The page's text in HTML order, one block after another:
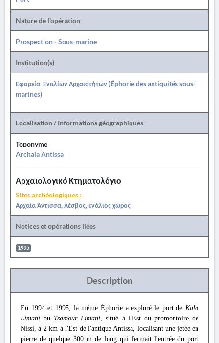
Nature de l'opération
Prospection-Sous-marine
Institution(s)
Εφορεία Εναλίων Αρχαιοτήτων (Éphorie des antiquités sous-
marines)
Localisation / Informations géographiques
Toponyme
Archaia Antissa
Αρχαιολογικό Κτηματολόγιο
Sites archéologiques :
Αρχαία Άντισσα, Λέσβος, ενάλιος χώρος
Notices et opérations liées
1995
Description
En 1994 et 1995, la même Éphorie a exploré le port de Kalo
Limani ou Tsamour Limani, situé à l'Est du promontoire de
Nissi, à 2 km à l'Est de l'antique Antissa, localisant une jetée en
pierre de quelque 300 m de long qui fermait l'entrée du port